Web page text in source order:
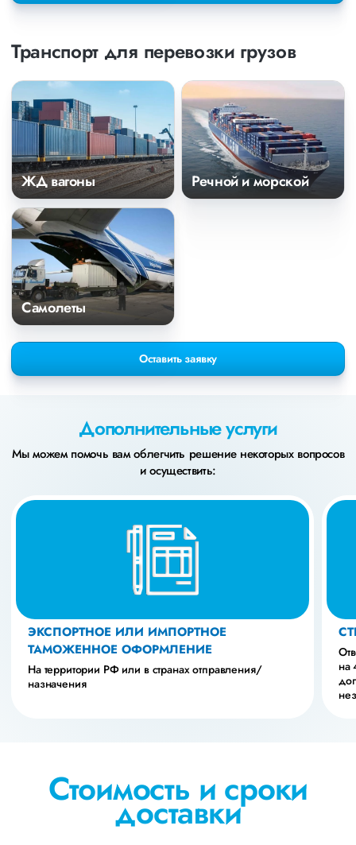
Транспорт для перевозки грузов
ЖД вагоны Речной и морской
Самолеты
Оставить заявку
Дополнительные услуги
Мы можем помочь вам облегчить решение некоторых вопросов
и осуществить:
ЭКСПОРТНОЕ ИЛИ ИМПОРТНОЕ
ТАМОЖЕННОЕ ОФОРМЛЕНИЕ
На территории РФ или в странах отправления/
назначения
на
Стоимость и сроки
доставки